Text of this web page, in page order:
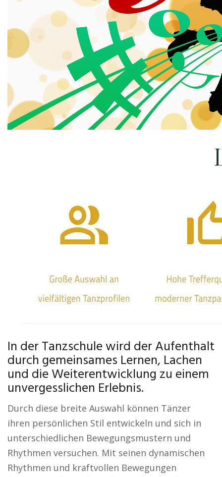
In der Tanzschule wird der Aufenthalt
durch gemeinsames Lernen, Lachen
und die Weiterentwicklung zu einem
unvergesslichen Erlebnis.
Durch diese breite Auswahl können Tänzer
ihren persönlichen Stil entwickeln und sich in
unterschiedlichen Bewegungsmustern und
Rhythmen versuchen. Mit seinen dynamischen
Rhythmen und kraftvollen Bewegungen